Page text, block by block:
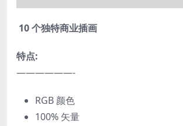
10 个独特商业插画
特点:
——————-
RGB 颜色
100% 矢量